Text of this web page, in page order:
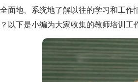
面地、系统地了解以往的学习和工
以下是小编为大家收集的教师培训工